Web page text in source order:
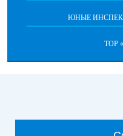
ЮНЫЕ
ТОР